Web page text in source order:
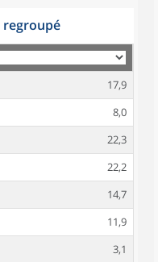
regroupé
17,9
8,0
22,3
22,2
14,7
11,9
3,1